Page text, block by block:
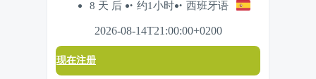
8 天 后 约1小时 西班牙语
2026-08-14T21:00:00+0200
现在注册